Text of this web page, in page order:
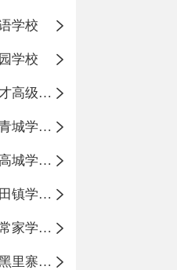
学校
学校
淄博鲁才高级中学
高青县青城学区中心小学
高青县高城学区中心小学
高青县田镇学区中心小学
高青县常家学区中心小学
高青县黑里寨学区中心小学